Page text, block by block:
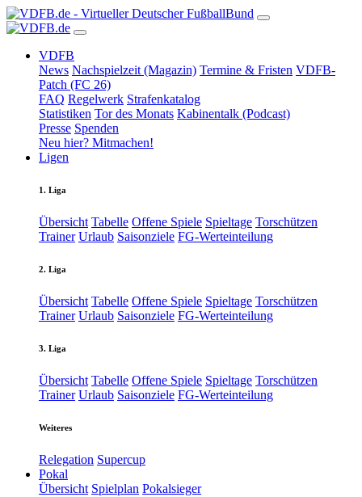
VDFB
News Nachspielzeit (Magazin) Termine & Fristen VDFB-
Patch (FC 26)
FAQ Regelwerk Strafenkatalog
Statistiken Tor des Monats Kabinentalk (Podcast)
Presse Spenden
Neu hier? Mitmachen!
Ligen
1. Liga
Übersicht Tabelle Offene Spiele Spieltage Torschützen
Trainer Urlaub Saisonziele FG-Werteinteilung
2. Liga
Übersicht Tabelle Offene Spiele Spieltage Torschützen
Trainer Urlaub Saisonziele FG-Werteinteilung
3. Liga
Übersicht Tabelle Offene Spiele Spieltage Torschützen
Trainer Urlaub Saisonziele FG-Werteinteilung
Weiteres
Relegation Supercup
Pokal
Übersicht Spielplan Pokalsieger